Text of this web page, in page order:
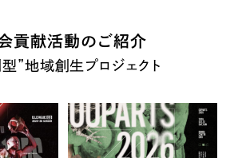
貢献活動のご紹介
”地域創生プロジェクト